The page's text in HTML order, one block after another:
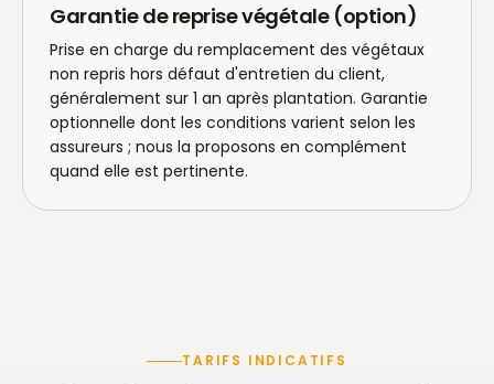
Garantie de reprise végétale (option)
Prise en charge du remplacement des végétaux
non repris hors défaut d'entretien du client,
généralement sur 1 an après plantation. Garantie
optionnelle dont les conditions varient selon les
assureurs ; nous la proposons en complément
quand elle est pertinente.
TARIFS INDICATIFS